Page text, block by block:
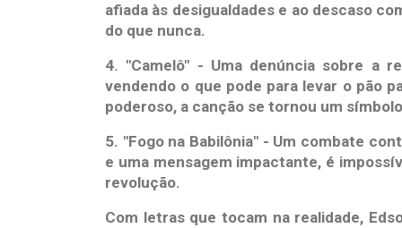
afiada às desigualdades e ao descaso
do que nunca.
4. "Camelô" - Uma denúncia sobre a
vendendo o que pode para levar o pão
poderoso, a canção se tornou um
5. "Fogo na Babilônia" - Um combate
e uma mensagem impactante, é
revolução.
Com letras que tocam na realidade,